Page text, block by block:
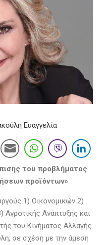
Ευαγγελία
του προβλήματος
προϊόντων»
1) Οικονομικών 2)
Ανάπτυξης και
του Κινήματος Αλλαγής
σε σχέση με την άμεση